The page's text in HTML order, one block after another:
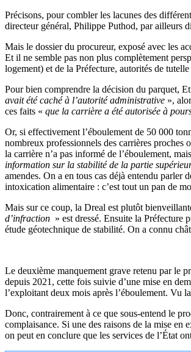
Précisons, pour combler les lacunes des
directeur général, Philippe Puthod, par ailleurs
Mais le dossier du procureur, exposé avec les
Et il ne semble pas non plus complètement
logement) et de la Préfecture, autorités de
Pour bien comprendre la décision du parquet,
avait été caché à l’autorité administrative »,
ces faits « que la carrière a été autorisée à
Or, si effectivement l’éboulement de 50 000
nombreux professionnels des carrières proches
la carrière n’a pas informé de l’éboulement,
information sur la stabilité de la partie
amendes. On a en tous cas déjà entendu parler
intoxication alimentaire : c’est tout un pan de
Mais sur ce coup, la Dreal est plutôt
d’infraction » est dressé. Ensuite la Préfecture
étude géotechnique de stabilité. On a connu
Le deuxième manquement grave retenu par le
depuis 2021, cette fois suivie d’une mise en
l’exploitant deux mois après l’éboulement. Vu
Donc, contrairement à ce que sous-entend le
complaisance. Si une des raisons de la mise en
on peut en conclure que les services de l’État